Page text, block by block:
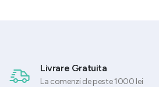
Livrare Gratuita
La comenzi de peste 1000 lei